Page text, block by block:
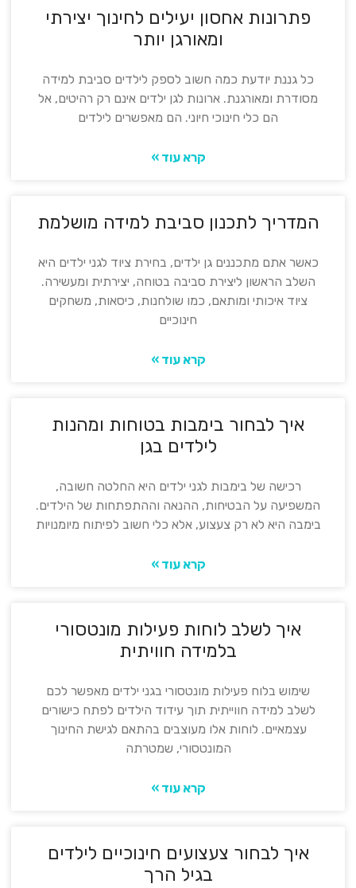
פתרונות אחסון יעילים לחינוך יצירתי
ומאורגן יותר
כל גננת יודעת כמה חשוב לספק לילדים סביבת למידה
מסודרת ומאורגנת. ארונות לגן ילדים אינם רק רהיטים, אל
הם כלי חינוכי חיוני. הם מאפשרים לילדים
קרא עוד »
המדריך לתכנון סביבת למידה מושלמת
כאשר אתם מתכננים גן ילדים, בחירת ציוד לגני ילדים היא
השלב הראשון ליצירת סביבה בטוחה, יצירתית ומעשירה.
ציוד איכותי ומותאם, כמו שולחנות, כיסאות, משחקים
חינוכיים
קרא עוד »
איך לבחור בימבות בטוחות ומהנות
לילדים בגן
רכישה של בימבות לגני ילדים היא החלטה חשובה,
המשפיעה על הבטיחות, ההנאה וההתפתחות של הילדים.
בימבה היא לא רק צעצוע, אלא כלי חשוב לפיתוח מיומנויות
קרא עוד »
איך לשלב לוחות פעילות מונטסורי
בלמידה חוויתית
שימוש בלוח פעילות מונטסורי בגני ילדים מאפשר לכם
לשלב למידה חווייתית תוך עידוד הילדים לפתח כישורים
עצמאיים. לוחות אלו מעוצבים בהתאם לגישת החינוך
המונטסורי, שמטרתה
קרא עוד »
איך לבחור צעצועים חינוכיים לילדים
בגיל הרך